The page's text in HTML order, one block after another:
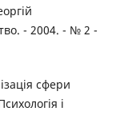
- 2004. - № 2 -
сфери
і